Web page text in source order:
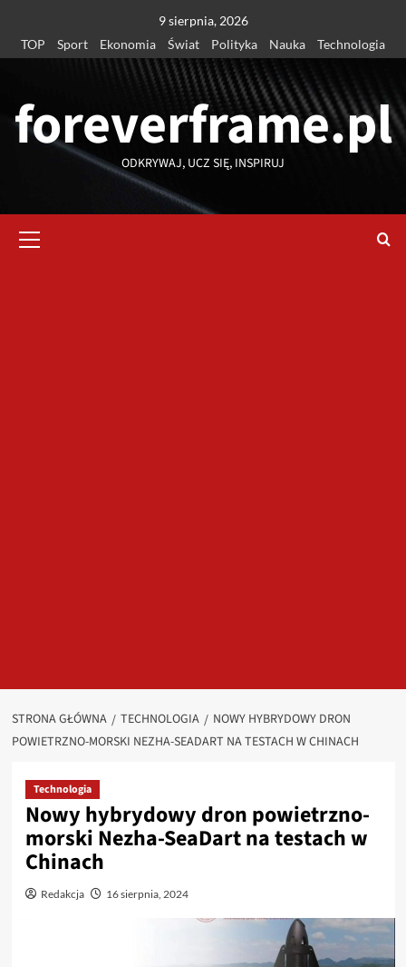
treści
9 sierpnia, 2026
TOP
Sport Ekonomia Świat Polityka Nauka Technologia
foreverframe.pl
ODKRYWAJ, UCZ SIĘ, INSPIRUJ
główne
STRONA GŁÓWNA TECHNOLOGIA
NOWY HYBRYDOWY DRON
POWIETRZNO-MORSKI NEZHA-SEADART NA TESTACH W CHINACH
Technologia
Nowy hybrydowy dron powietrzno-
morski Nezha-SeaDart na testach w
Chinach
Redakcja 16 sierpnia, 2024